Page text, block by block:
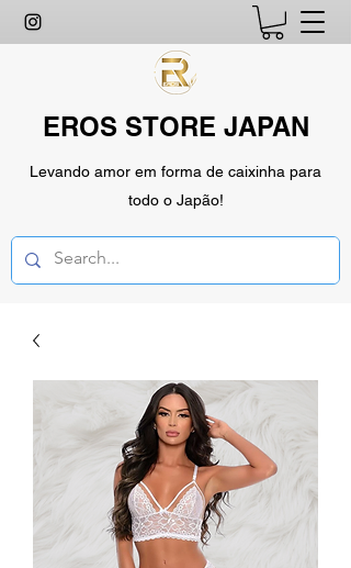
EROS STORE JAPAN
Levando amor em forma de caixinha para
todo o Japão!